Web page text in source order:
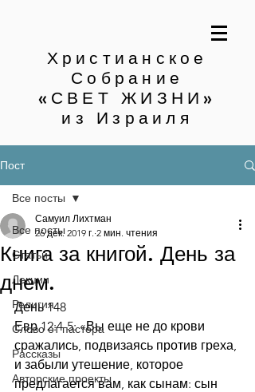
Христианское
Собрание
«СВЕТ ЖИЗНИ»
из Израиля
Пост
Все посты
Статьи
Лекции
Религия
Слово от пастора
Рассказы
Авторские проекты
Все посты
Книга за книгой. День за
днем.
Самуил Лихтман
26 дек. 2019 г. 2 мин. чтения
День 148
Евр.12:4-5: «Вы еще не до крови
сражались, подвизаясь против греха,
и забыли утешение, которое
предлагается вам, как сынам: сын